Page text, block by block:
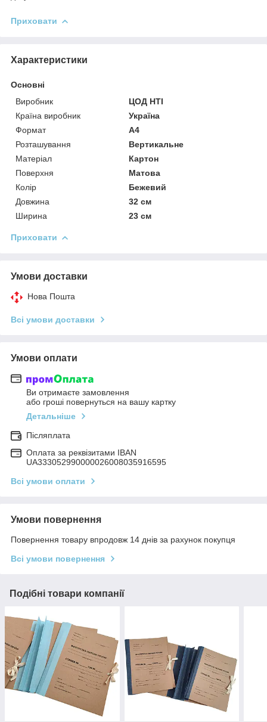
Приховати
Характеристики
Основні
Виробник
ЦОД НТІ
Країна виробник
Україна
Формат
A4
Розташування
Вертикальне
Матеріал
Картон
Поверхня
Матова
Колір
Бежевий
Довжина
32 см
Ширина
23 см
Приховати
Умови доставки
Нова Пошта
Всі умови доставки
Умови оплати
Ви отримаєте замовлення
або гроші повернуться на вашу картку
Детальніше
Післяплата
Оплата за реквізитами IBAN
UA333052990000026008035916595
Всі умови оплати
Умови повернення
Повернення товару впродовж 14 днів за рахунок покупця
Всі умови повернення
Подібні товари компанії